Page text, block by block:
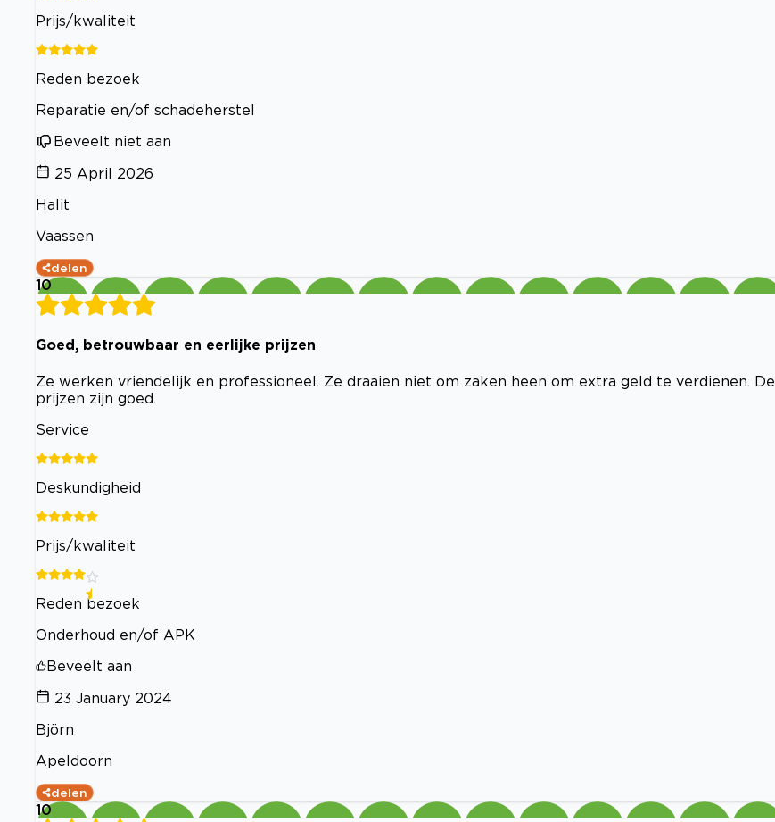
Prijs/kwaliteit
Reden bezoek
Reparatie en/of schadeherstel
Beveelt niet aan
25 April 2026
Halit
Vaassen
delen
10
Goed, betrouwbaar en eerlijke prijzen
Ze werken vriendelijk en professioneel. Ze draaien niet om zaken heen om extra geld te verdienen. De
prijzen zijn goed.
Service
Deskundigheid
Prijs/kwaliteit
Reden bezoek
Onderhoud en/of APK
Beveelt aan
23 January 2024
Björn
Apeldoorn
delen
10